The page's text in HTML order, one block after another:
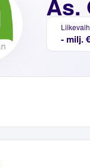
As.
- milj. €